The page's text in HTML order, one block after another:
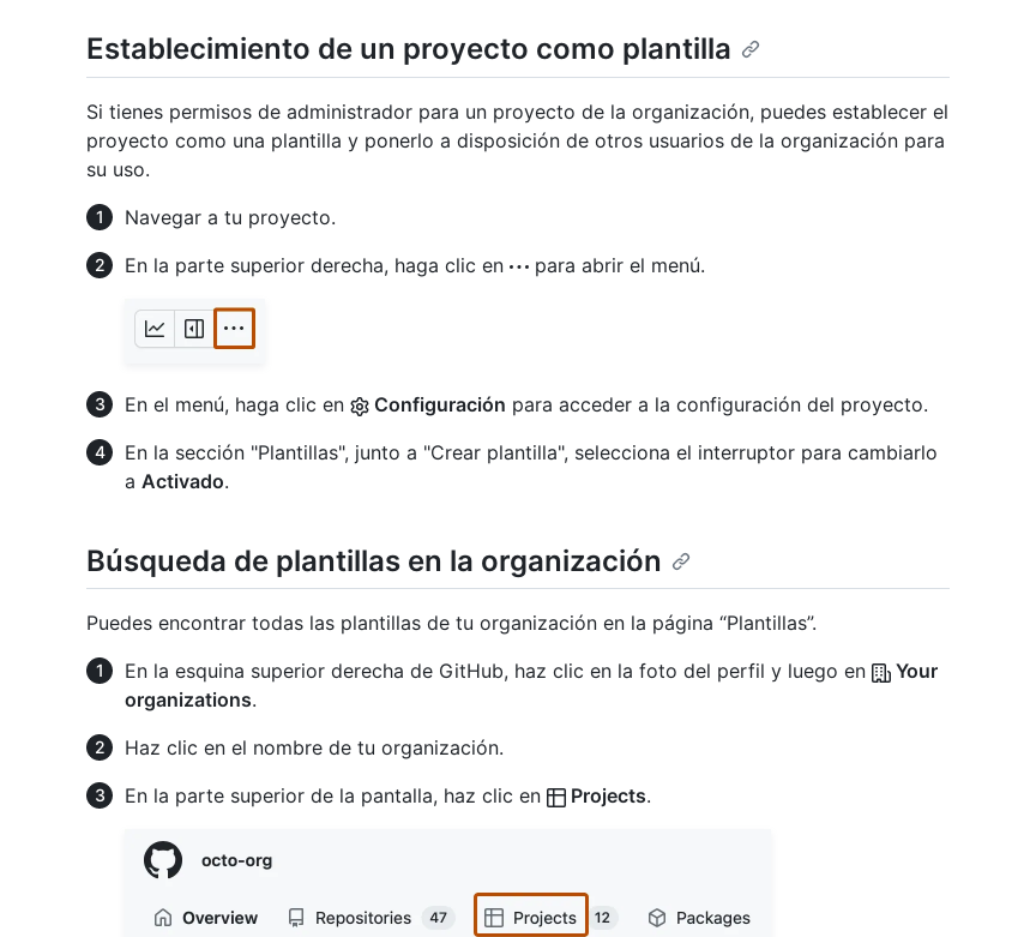
Establecimiento de un proyecto como plantilla
Si tienes permisos de administrador para un proyecto de la organización, puedes establecer el
proyecto como una plantilla y ponerlo a disposición de otros usuarios de la organización para
su uso.
Navegar a tu proyecto.
En la parte superior derecha, haga clic en
para abrir el menú.
En el menú, haga clic en Configuración para acceder a la configuración del proyecto.
En la sección "Plantillas", junto a "Crear plantilla", selecciona el interruptor para cambiarlo
a Activado.
Búsqueda de plantillas en la organización
Puedes encontrar todas las plantillas de tu organización en la página “Plantillas”.
En la esquina superior derecha de GitHub, haz clic en la foto del perfil y luego en
Your
organizations.
Haz clic en el nombre de tu organización.
En la parte superior de la pantalla, haz clic en
Projects.